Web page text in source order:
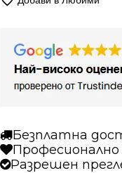
Безплатна
Професионално
Разрешен